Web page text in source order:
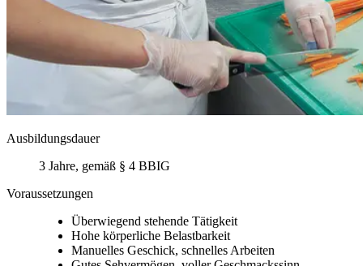
Ausbildungsdauer
3 Jahre, gemäß § 4 BBIG
Voraussetzungen
Überwiegend stehende Tätigkeit
Hohe körperliche Belastbarkeit
Manuelles Geschick, schnelles Arbeiten